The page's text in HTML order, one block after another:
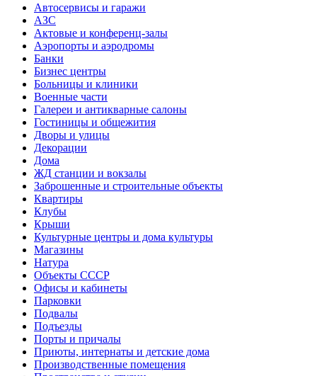
Автосервисы и гаражи
АЗС
Актовые и конференц-залы
Аэропорты и аэродромы
Банки
Бизнес центры
Больницы и клиники
Военные части
Галереи и антикварные салоны
Гостиницы и общежития
Дворы и улицы
Декорации
Дома
ЖД станции и вокзалы
Заброшенные и строительные объекты
Квартиры
Клубы
Крыши
Культурные центры и дома культуры
Магазины
Натура
Объекты СССР
Офисы и кабинеты
Парковки
Подвалы
Подъезды
Порты и причалы
Приюты, интернаты и детские дома
Производственные помещения